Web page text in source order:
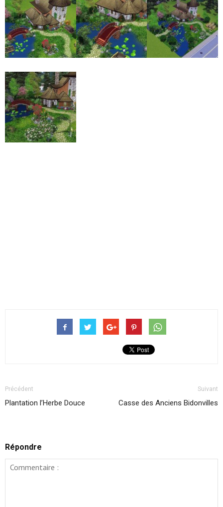
Précédent
Plantation l’Herbe Douce
Suivant
Casse des Anciens Bidonvilles
Répondre